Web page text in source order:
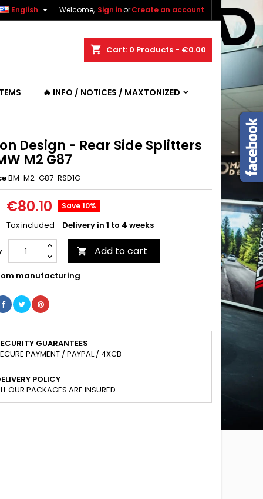
Welcome, Sign inorCreate an account
English 
shopping_cart Cart: 0 Products - €0.00
🔥 INFO / NOTICES / MAXTONIZED
Design - Rear Side Splitters
M2 G87
BM-M2-G87-RSD1G
€80.10 Save 10%
Tax included Delivery in 1 to 4 weeks
 Add to cart
manufacturing
GUARANTEES
PAYMENT / PAYPAL / 4XCB
POLICY
OUR PACKAGES ARE INSURED